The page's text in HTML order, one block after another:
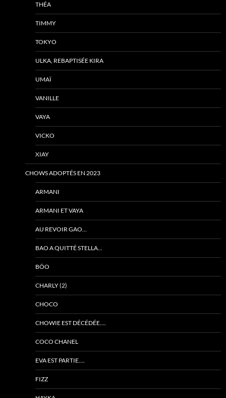
THÉA
TIMMY
TOKYO
ULKA, REBAPTISÉE KIRA
UMAÏ
VANILLE
VAYA
VICKO
XIAY
CHOWS ADOPTÉS EN 2023
ARMANI
ARMANI ET VAYA
AU REVOIR GAO…
BAO A QUITTÉ STELLA…
BÔO
CHARLY (2)
CHOCO
CHOWIE EST DÉCÉDÉE….
COCO CHANEL
EVA EST PARTIE….
FIZZ